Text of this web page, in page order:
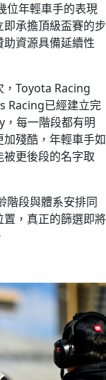
位年輕車手的表現
承擔頂級盃賽的步
資源具備延續性
，Toyota Racing
Racing已經建立完
每一階段都有明
殘酷，年輕車手如
更後段的名字取
階段與體系安排同
，真正的篩選即將